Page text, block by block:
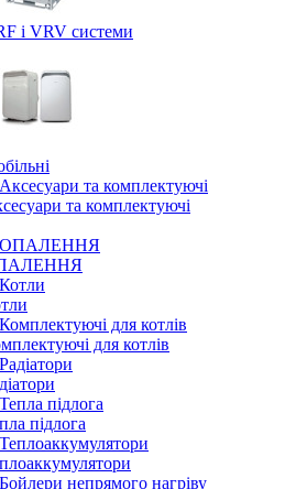
і VRV системи
та комплектуючі
для котлів
підлога